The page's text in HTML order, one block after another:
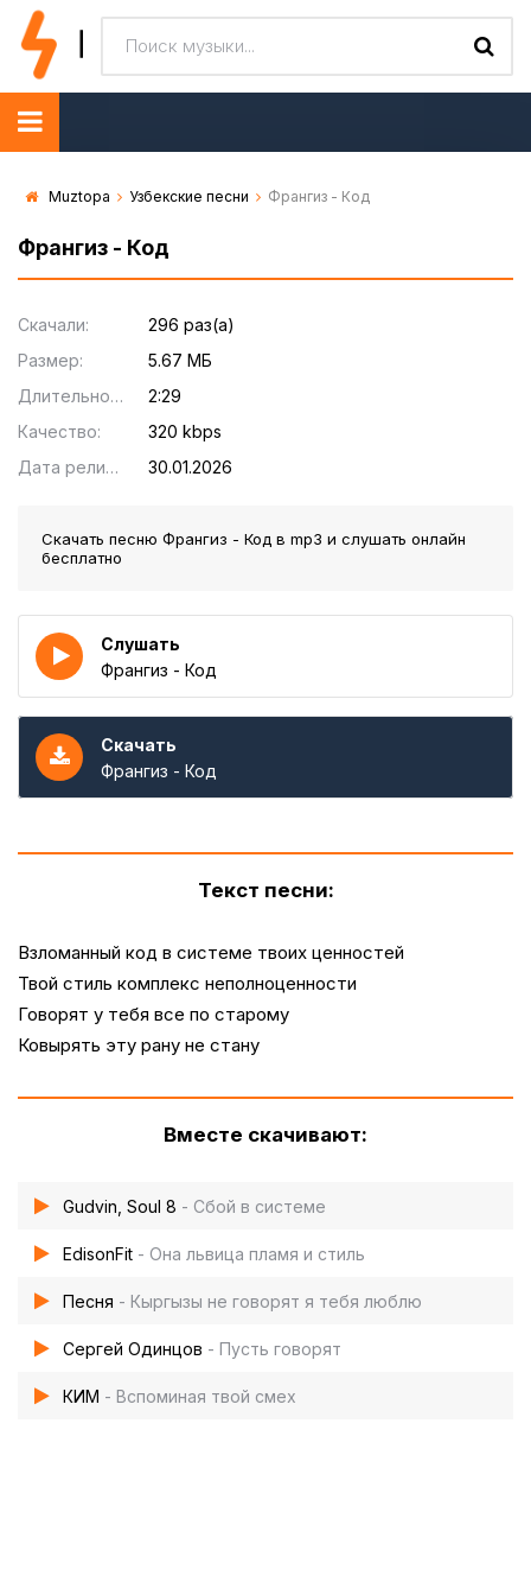
Muztopa Узбекские песни Франгиз - Код
Франгиз - Код
Скачали:
296 раз(а)
Размер:
5.67 МБ
Длительность:
2:29
Качество:
320 kbps
Дата релиза:
30.01.2026
Скачать песню Франгиз - Код в mp3 и слушать онлайн
бесплатно
Слушать
Франгиз - Код
Скачать
Франгиз - Код
Текст песни:
Взломанный код в системе твоих ценностей
Твой стиль комплекс неполноценности
Говорят у тебя все по старому
Ковырять эту рану не стану
Вместе скачивают:
Gudvin, Soul 8 - Сбой в системе
EdisonFit - Она львица пламя и стиль
Песня - Кыргызы не говорят я тебя люблю
Сергей Одинцов - Пусть говорят
КИМ - Вспоминая твой смех